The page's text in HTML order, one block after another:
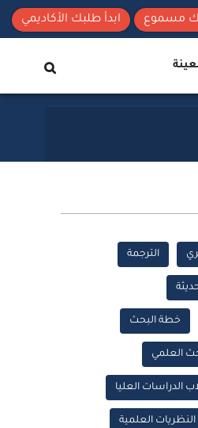
ابدأ طلبك الأكاديمي مسموع
الترجمة
خطة البحث
العلمي
الدراسات العليا
النظريات العلمية